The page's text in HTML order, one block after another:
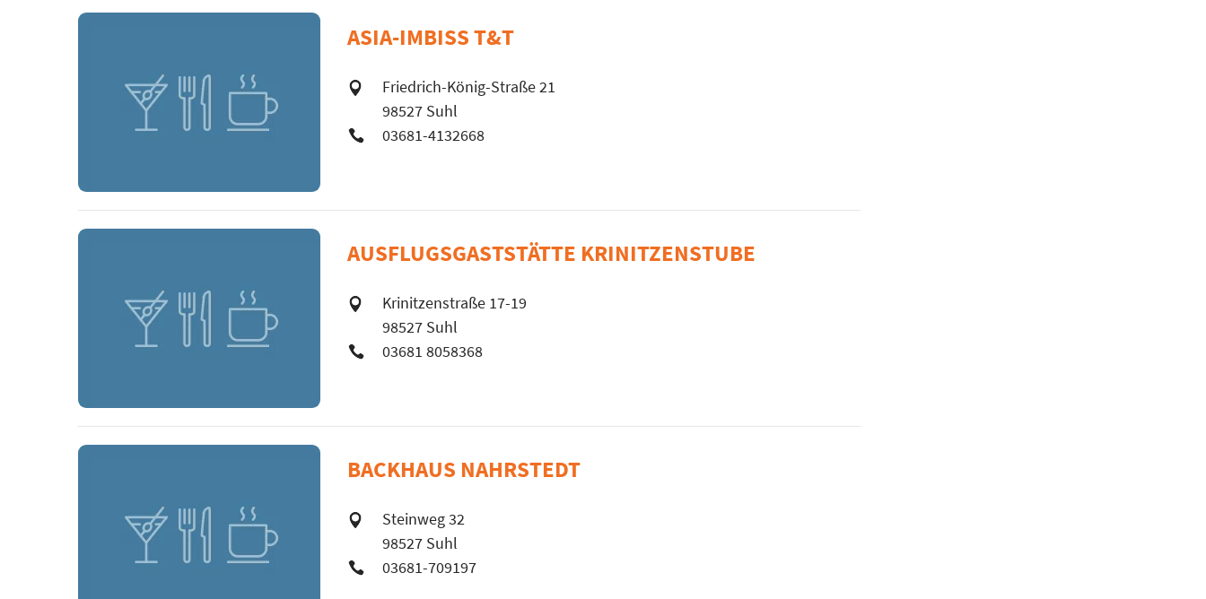
ASIA-IMBISS T&T
Friedrich-König-Straße 21
98527 Suhl
03681-4132668
AUSFLUGSGASTSTÄTTE KRINITZENSTUBE
Krinitzenstraße 17-19
98527 Suhl
03681 8058368
BACKHAUS NAHRSTEDT
Steinweg 32
98527 Suhl
03681-709197